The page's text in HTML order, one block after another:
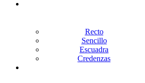
Recto
Sencillo
Escuadra
Credenzas